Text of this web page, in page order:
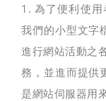
1. 為了便利使
我們的小型文字
進行網站活動之
務，並進而提供
是網站伺服器用